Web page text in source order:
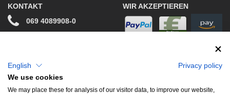
KONTAKT
069 4089908-0
Facebook
WIR AKZEPTIEREN
English
Privacy policy
We use cookies
We may place these for analysis of our visitor data, to improve our website,